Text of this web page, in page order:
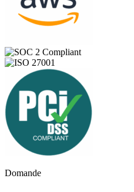
Domande